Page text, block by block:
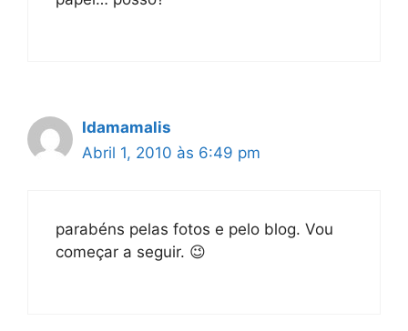
Idamamalis
Abril 1, 2010 às 6:49 pm
parabéns pelas fotos e pelo blog. Vou
começar a seguir. 😉